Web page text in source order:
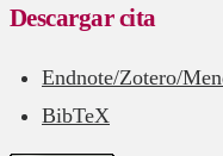
Descargar cita
Endnote/Zotero/
BibTeX